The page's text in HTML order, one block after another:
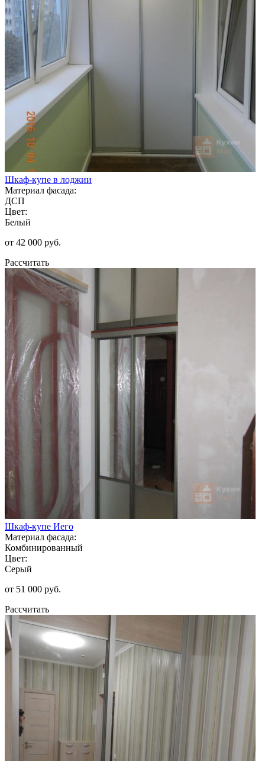
Шкаф-купе в лоджии
Материал фасада:
ДСП
Цвет:
Белый
от 42 000 руб.
Рассчитать
Шкаф-купе Иего
Материал фасада:
Комбинированный
Цвет:
Серый
от 51 000 руб.
Рассчитать